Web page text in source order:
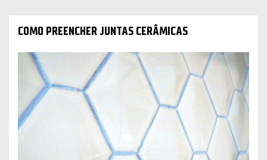
COMO PREENCHER JUNTAS CERÂMICAS